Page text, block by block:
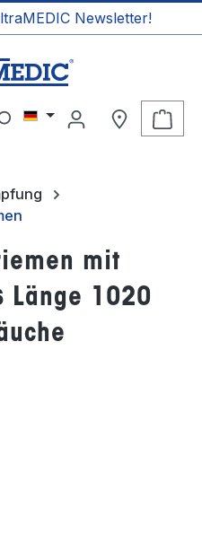
Newsletter!
mit
Länge 1020